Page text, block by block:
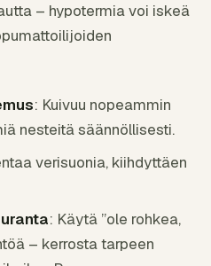
– hypotermia voi iskeä
: Kuivuu nopeammin
nesteitä säännöllisesti.
verisuonia, kiihdyttäen
: Käytä ”ole rohkea,
– kerrosta tarpeen